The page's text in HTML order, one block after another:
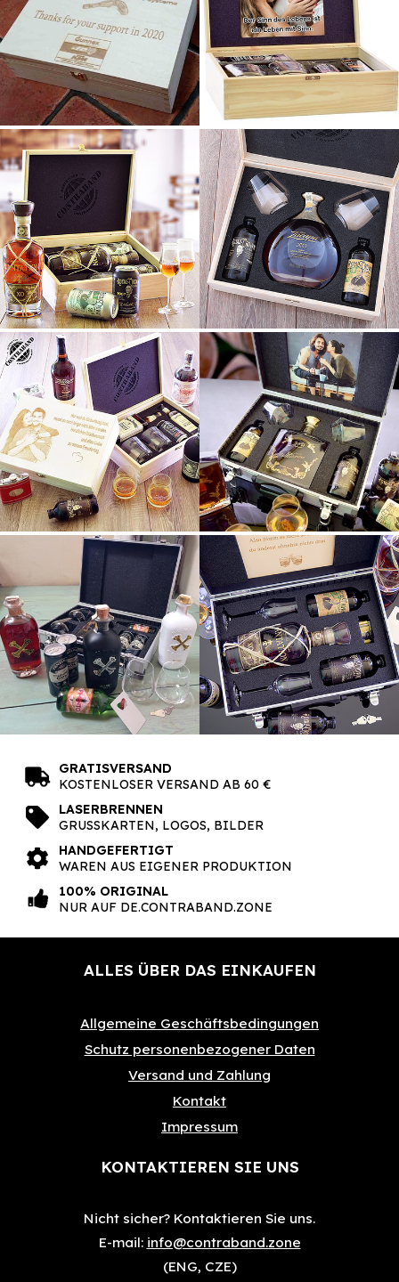
GRATISVERSAND
KOSTENLOSER VERSAND AB 60 €
LASERBRENNEN
GRUSSKARTEN, LOGOS, BILDER
HANDGEFERTIGT
WAREN AUS EIGENER PRODUKTION
100% ORIGINAL
NUR AUF DE.CONTRABAND.ZONE
ALLES ÜBER DAS EINKAUFEN
Allgemeine Geschäftsbedingungen
Schutz personenbezogener Daten
Versand und Zahlung
Kontakt
Impressum
KONTAKTIEREN SIE UNS
Nicht sicher? Kontaktieren Sie uns.
E-mail: info@contraband.zone
(ENG, CZE)